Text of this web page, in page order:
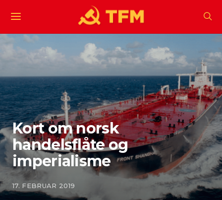
Kort om norsk
handelsflåte og
imperialisme
17. FEBRUAR 2019